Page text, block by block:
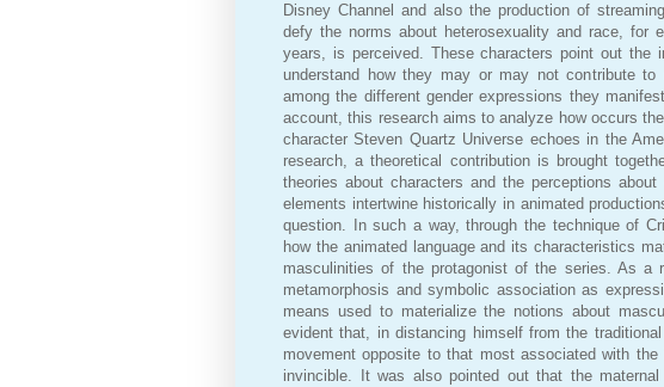
Disney Channel and also the production of
defy the norms about heterosexuality and race,
years, is perceived. These characters point out
understand how they may or may not contribute to
among the different gender expressions they
account, this research aims to analyze how occurs
character Steven Quartz Universe echoes in the
research, a theoretical contribution is brought
theories about characters and the perceptions
elements intertwine historically in animated
question. In such a way, through the technique of
how the animated language and its characteristics
masculinities of the protagonist of the series. As a
metamorphosis and symbolic association as
means used to materialize the notions about
evident that, in distancing himself from the
movement opposite to that most associated with
invincible. It was also pointed out that the